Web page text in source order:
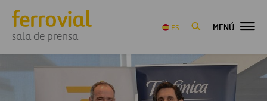
sala de prensa
ES MENÚ